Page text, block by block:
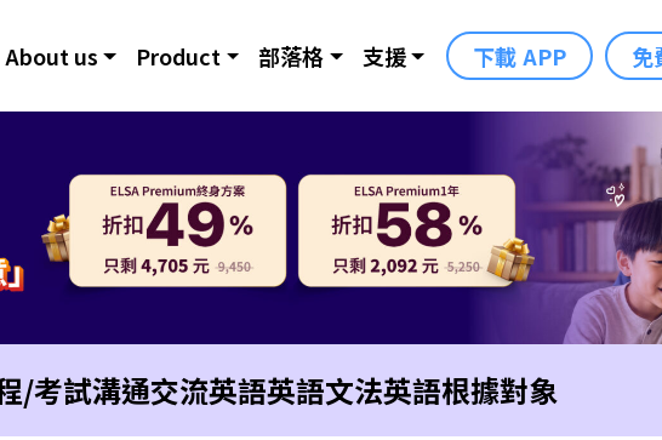
About us Product 部落格 支援 下載 APP 免
/考試溝通交流英語英語文法英語根據對象